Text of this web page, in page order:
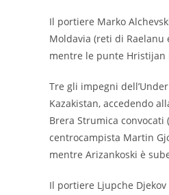
Il portiere Marko
Moldavia (reti di
mentre le punte Hristijan
Tre gli impegni
Kazakistan, accedendo
Brera Strumica convocati
centrocampista Martin
mentre Arizankoski è
Il portiere Ljupche